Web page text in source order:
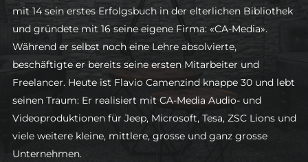
mit 14 sein erstes Erfolgsbuch in der elterlichen Bibliothek
und gründete mit 16 seine eigene Firma: «CA-Media».
Während er selbst noch eine Lehre absolvierte,
beschäftigte er bereits seine ersten Mitarbeiter und
Freelancer. Heute ist Flavio Camenzind knappe 30 und lebt
seinen Traum: Er realisiert mit CA-Media Audio- und
Videoproduktionen für Jeep, Microsoft, Tesa, ZSC Lions und
viele weitere kleine, mittlere, grosse und ganz grosse
Unternehmen.